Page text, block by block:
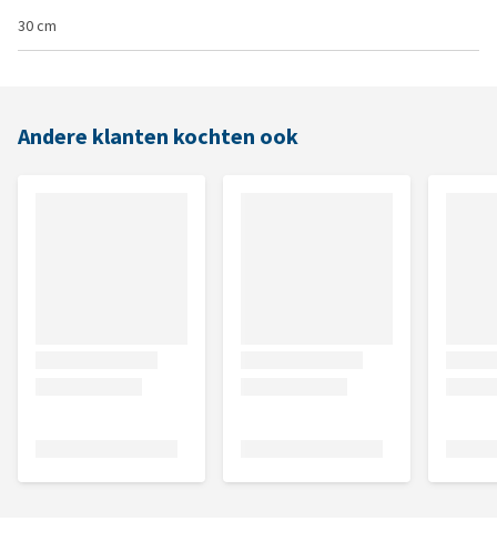
30 cm
Andere klanten kochten ook